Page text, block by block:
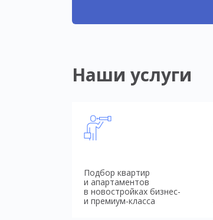
Наши услуги
Подбор квартир
и апартаментов
в новостройках бизнес-
и премиум-класса